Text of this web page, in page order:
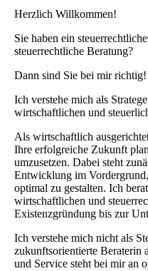
Herzlich Willkommen!
Sie haben ein
steuerrechtliche Beratung?
Dann sind Sie bei mir richtig!
Ich verstehe mich als
wirtschaftlichen und
Als wirtschaftlich
Ihre erfolgreiche Zukunft
umzusetzen. Dabei steht
Entwicklung im
optimal zu gestalten. Ich
wirtschaftlichen und
Existenzgründung bis zur
Ich verstehe mich nicht als
zukunftsorientierte Beraterin
und Service steht bei mir an